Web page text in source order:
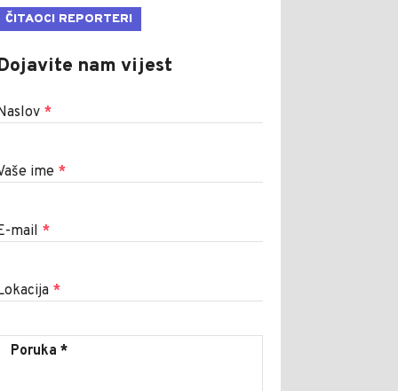
ČITAOCI REPORTERI
nam vijest
*
ime *
mail *
*